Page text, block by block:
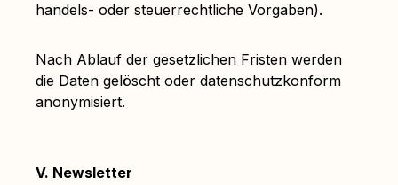
handels- oder steuerrechtliche Vorgaben).
Nach Ablauf der gesetzlichen Fristen werden
die Daten gelöscht oder datenschutzkonform
anonymisiert.
V. Newsletter